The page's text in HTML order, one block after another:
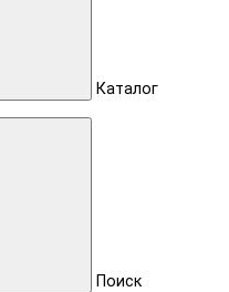
Каталог
Поиск